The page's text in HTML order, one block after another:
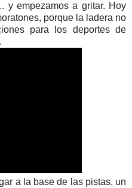
y empezamos a gritar. Hoy
porque la ladera no
para los deportes de
a la base de las pistas, un